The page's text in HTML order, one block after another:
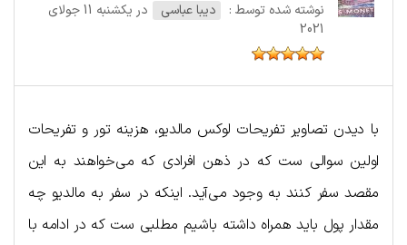
نوشته شده توسط : دیبا عباسی
در یکشنبه 11 جولای
2021
با دیدن تصاویر تفریحات لوکس مالدیو، هزینه تور و تفریحات
اولین سوالی ست که در ذهن افرادی که می‌خواهند به این
مقصد سفر کنند به وجود می‌آید. اینکه در سفر به مالدیو چه
مقدار پول باید همراه داشته باشیم مطلبی ست که در ادامه با